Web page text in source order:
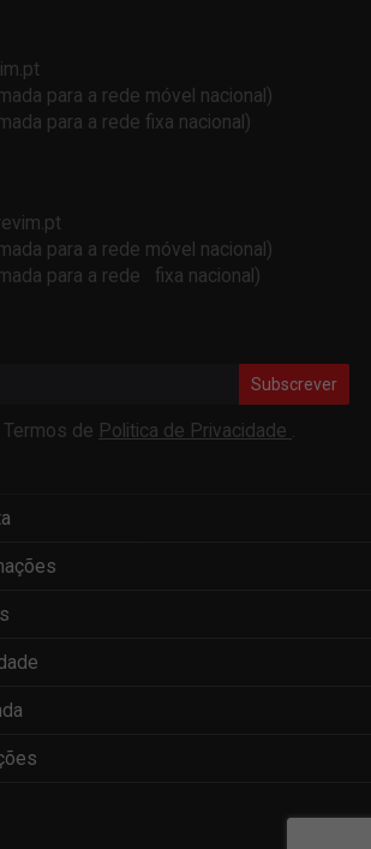
para a rede móvel nacional)
para a rede fixa nacional)
para a rede móvel nacional)
para a rede fixa nacional)
Subscrever
de Politica de Privacidade .